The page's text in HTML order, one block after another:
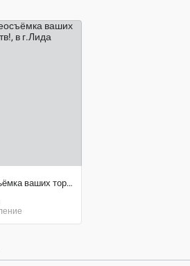
Фото-видеосъёмка ваших торжеств!